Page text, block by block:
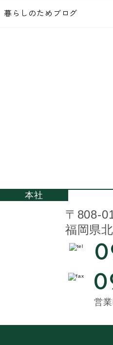
暮らしのためブログ
本社
〒808-
福岡県
営